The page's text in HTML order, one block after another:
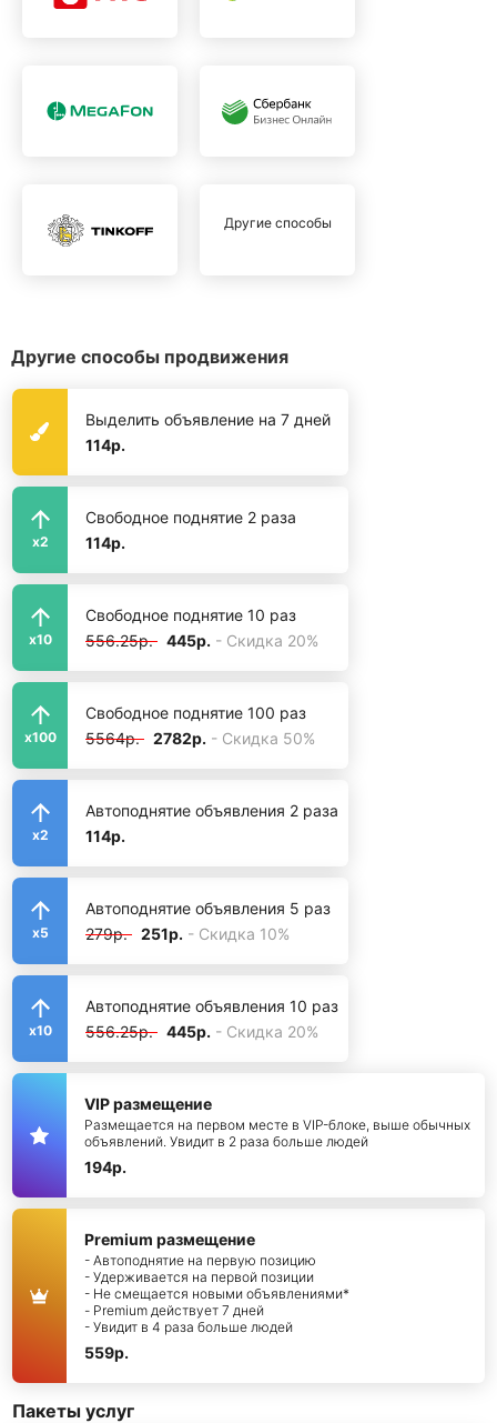
Другие способы
Другие способы продвижения
Выделить объявление на 7 дней
114р.
x2
Свободное поднятие 2 раза
114р.
x10
Свободное поднятие 10 раз
556.25р. 445р. - Скидка 20%
x100
Свободное поднятие 100 раз
5564р. 2782р. - Скидка 50%
x2
Автоподнятие объявления 2 раза
114р.
x5
Автоподнятие объявления 5 раз
279р. 251р. - Скидка 10%
x10
Автоподнятие объявления 10 раз
556.25р. 445р. - Скидка 20%
VIP размещение
Размещается на первом месте в VIP-блоке, выше обычных
объявлений. Увидит в 2 раза больше людей
194р.
Premium размещение
- Автоподнятие на первую позицию
- Удерживается на первой позиции
- Не смещается новыми объявлениями*
- Premium действует 7 дней
- Увидит в 4 раза больше людей
559р.
Пакеты услуг